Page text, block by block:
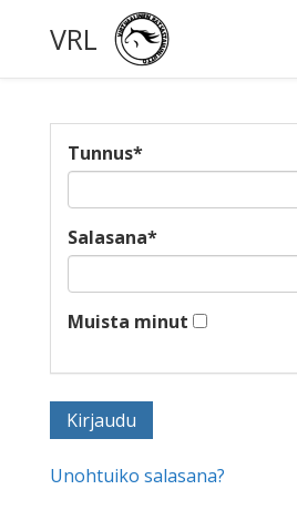
VRL
Tunnus*
Salasana*
Muista minut
Unohtuiko salasana?